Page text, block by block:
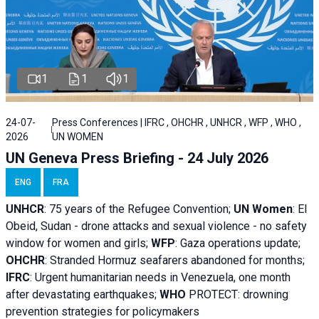
1 1 1
24-07-
2026
Press Conferences | IFRC , OHCHR , UNHCR , WFP , WHO ,
UN WOMEN
UN Geneva Press Briefing - 24 July 2026
ENG FRA
UNHCR: 75 years of the Refugee Convention; UN Women: El
Obeid, Sudan - drone attacks and sexual violence - no safety
window for women and girls; WFP: Gaza operations update;
OHCHR: Stranded Hormuz seafarers abandoned for months;
IFRC: Urgent humanitarian needs in Venezuela, one month
after devastating earthquakes; WHO PROTECT: drowning
prevention strategies for policymakers